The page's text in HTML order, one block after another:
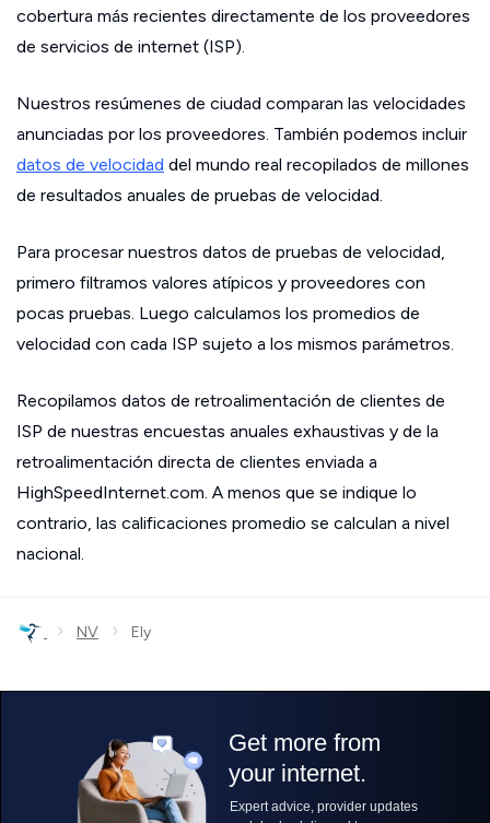
cobertura más recientes directamente de los proveedores
de servicios de internet (ISP).
Nuestros resúmenes de ciudad comparan las velocidades
anunciadas por los proveedores. También podemos incluir
datos de velocidad del mundo real recopilados de millones
de resultados anuales de pruebas de velocidad.
Para procesar nuestros datos de pruebas de velocidad,
primero filtramos valores atípicos y proveedores con
pocas pruebas. Luego calculamos los promedios de
velocidad con cada ISP sujeto a los mismos parámetros.
Recopilamos datos de retroalimentación de clientes de
ISP de nuestras encuestas anuales exhaustivas y de la
retroalimentación directa de clientes enviada a
HighSpeedInternet.com. A menos que se indique lo
contrario, las calificaciones promedio se calculan a nivel
nacional.
› NV › Ely